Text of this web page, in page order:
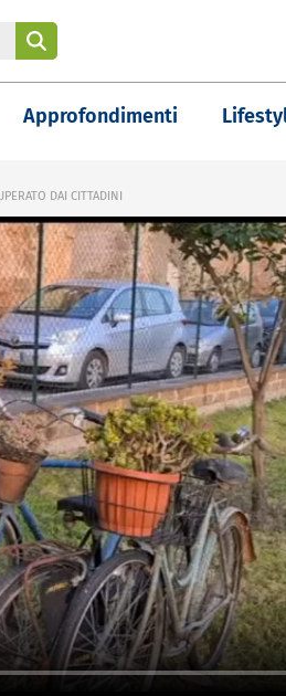
Approfondimenti
DAI CITTADINI